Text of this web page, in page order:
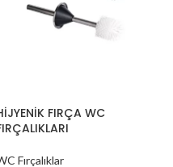
FIRÇA WC
Fırçalıklar